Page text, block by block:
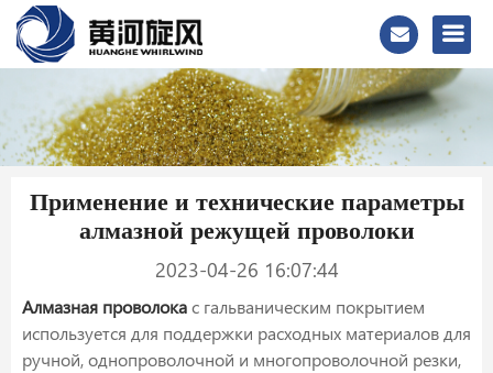
Применение и технические параметры
алмазной режущей проволоки
2023-04-26 16:07:44
Алмазная проволокас гальваническим покрытием
используется для поддержки расходных материалов для
ручной, однопроволочной и многопроволочной резки,